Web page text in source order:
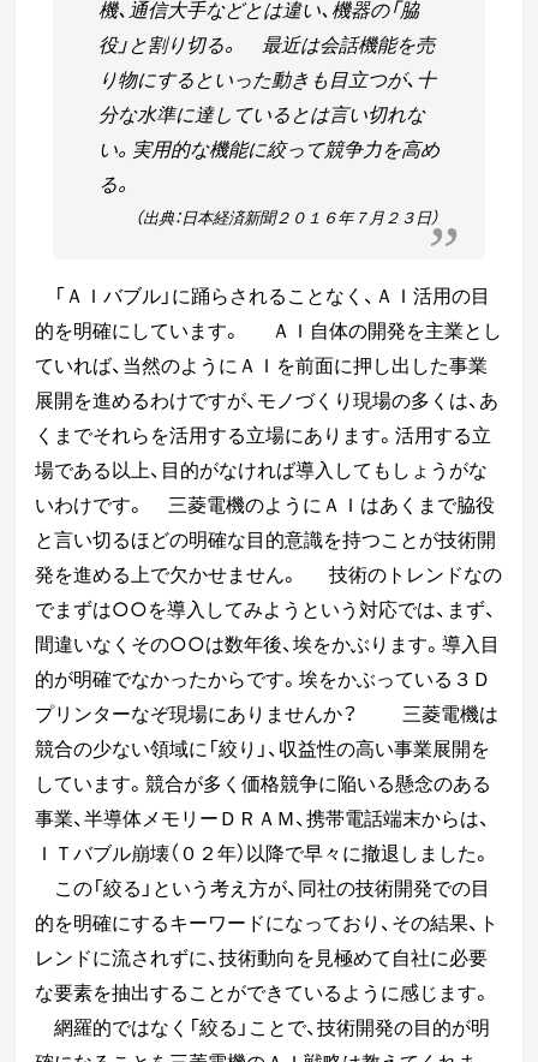
機、通信大手などとは違い、機器の「脇
役」と割り切る。
最近は会話機能を売
り物にするといった動きも目立つが、十
分な水準に達しているとは言い切れな
い。 実用的な機能に絞って競争力を高め
る。
（出典：日本経済新聞２０１６年７月２３日）
「ＡＩバブル」に踊らされることなく、ＡＩ活用の目
的を明確にしています。
ＡＩ自体の開発を主業とし
ていれば、当然のようにＡＩを前面に押し出した事業
展開を進めるわけですが、モノづくり現場の多くは、あ
くまでそれらを活用する立場にあります。活用する立
場である以上、目的がなければ導入してもしょうがな
いわけです。
三菱電機のようにＡＩはあくまで脇役
と言い切るほどの明確な目的意識を持つことが技術開
発を進める上で欠かせません。
技術のトレンドなの
でまずは○○を導入してみようという対応では、まず、
間違いなく その○○は数年後、埃をかぶります。導入目
的が明確でなかったからです。埃をかぶっている３Ｄ
プリンターなぞ現場にありませんか？
三菱電機は
競合の少ない領域に「絞り」、収益性の高い事業展開を
しています。競合が多く価格競争に陥いる懸念のある
事業、半導体メモリーＤＲＡＭ、携帯電話端末からは、
ＩＴバブル崩壊（０２年）以降で早々に撤退しました。
この「絞る」という考え方が、同社の技術開発での目
的を明確にするキーワードになっており、その結果、ト
レンドに流されずに、技術動向を見極めて自社に必要
な要素を抽出することができているように感じます。
網羅的ではなく「絞る」ことで、技術開発の目的が明